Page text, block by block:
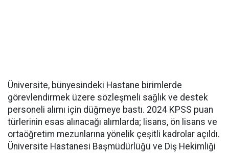
Üniversite, bünyesindeki Hastane birimlerde
görevlendirmek üzere sözleşmeli sağlık ve destek
personeli alımı için düğmeye bastı. 2024 KPSS puan
türlerinin esas alınacağı alımlarda; lisans, ön lisans ve
ortaöğretim mezunlarına yönelik çeşitli kadrolar açıldı.
Üniversite Hastanesi Başmüdürlüğü ve Diş Hekimliği